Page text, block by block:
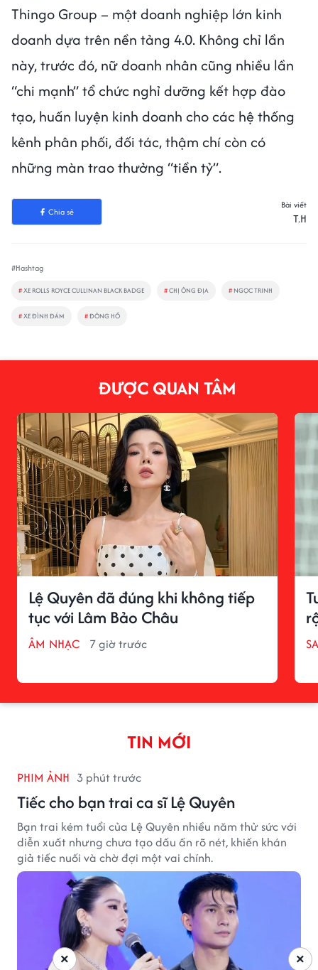
Thingo Group – một doanh nghiệp lớn kinh
doanh dựa trên nền tảng 4.0. Không chỉ lần
này, trước đó, nữ doanh nhân cũng nhiều lần
“chi mạnh” tổ chức nghỉ dưỡng kết hợp đào
tạo, huấn luyện kinh doanh cho các hệ thống
kênh phân phối, đối tác, thậm chí còn có
những màn trao thưởng “tiền tỷ”.
Chia sẻ
Bài viết
T.H
#Hashtag
#XE ROLLS ROYCE CULLINAN BLACK BADGE #CHỊ ÔNG ĐỊA # NGỌC TRINH
#XE ĐÌNH ĐÁM #ĐÔNG HỒ
ĐƯỢC QUAN TÂM
Lệ Quyên đã đúng khi không tiếp
tục với Lâm Bảo Châu
ÂM NHẠC 7 giờ trước
TIN MỚI
PHIM ẢNH 3 phút trước
Tiếc cho bạn trai ca sĩ Lệ Quyên
Bạn trai kém tuổi của Lệ Quyên nhiều năm thử sức với
diễn xuất nhưng chưa tạo dấu ấn rõ nét, khiến khán
giả tiếc nuối và chờ đợi một vai chính.
×
×